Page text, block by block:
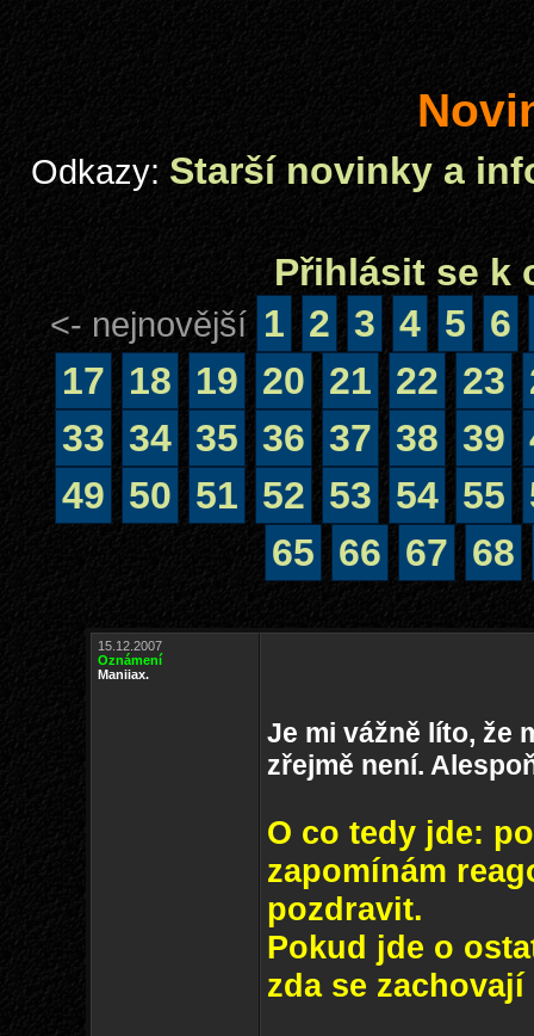
Odkazy: Starší novinky a
Přihlásit se k
<- nejnovější 1 2 3 4 5
6
17
18 19 20 21 22 23
33 34 35 36 37 38 39
49
50 51 52 53 54 55
65
66 67 68
15.12.2007
Oznámení
Maniiax.
Je mi vážně líto, že
zřejmě není.
O co tedy jde:
zapomínám
pozdravit.
Pokud jde o
zda se